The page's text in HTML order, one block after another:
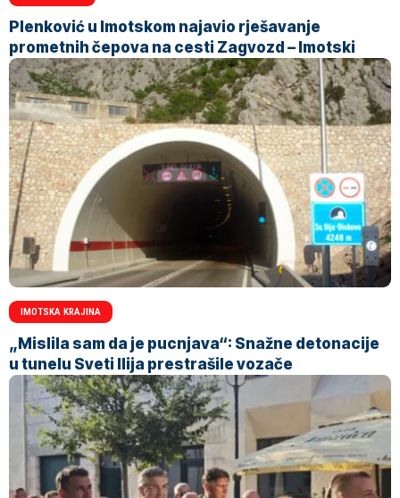
Plenković u Imotskom najavio rješavanje
prometnih čepova na cesti Zagvozd – Imotski
IMOTSKA KRAJINA
„Mislila sam da je pucnjava“: Snažne detonacije
u tunelu Sveti Ilija prestrašile vozače